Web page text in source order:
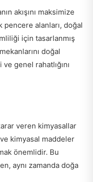
akışını maksimize
pencere alanları, doğal
için tasarlanmış
doğal
genel rahatlığını
veren kimyasallar
kimyasal maddeler
önemlidir. Bu
aynı zamanda doğa